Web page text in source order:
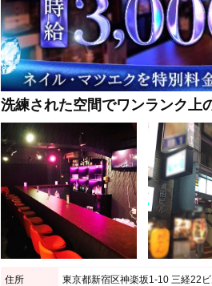
洗練された空間でワンランク上
住所 東京都新宿区神楽坂1-10 三経22